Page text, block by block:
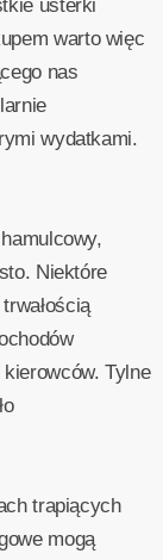
usterki
warto więc
nas
wydatkami.
Niektóre
Tylne
trapiących
mogą